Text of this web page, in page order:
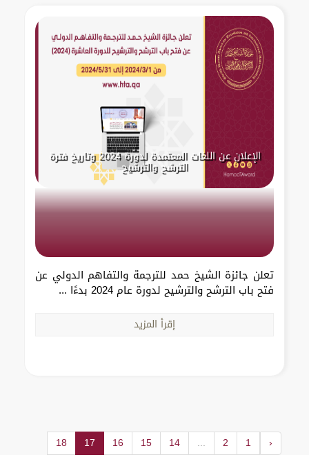
الإعلان عن اللغات المعتمدة لدورة 2024 وتاريخ فترة
الترشح والترشيح
تعلن جائزة الشيخ حمد للترجمة والتفاهم الدولي عن
فتح باب الترشح والترشيح لدورة عام 2024 بدءًا ...
إقرأ المزيد
‹
1
2
...
14
15
16
17
18